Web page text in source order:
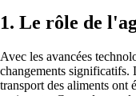
1. Le rôle de
Avec les avancées
changements significatifs.
transport des aliments ont